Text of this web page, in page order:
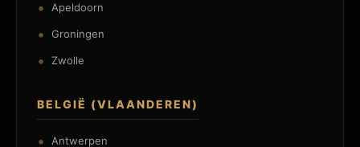
Apeldoorn
Groningen
Zwolle
BELGIË (VLAANDEREN)
Antwerpen